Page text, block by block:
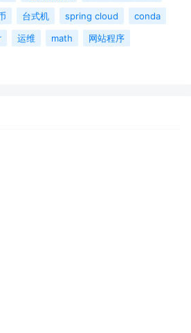
台式机 spring cloud
conda
运维 math
网站程序